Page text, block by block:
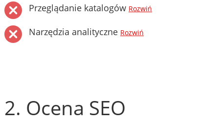
Przeglądanie katalogów Rozwiń
Narzędzia analityczne Rozwiń
2. Ocena SEO